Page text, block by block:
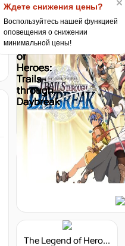
Состав издания:
Mini Art Book.
Чтобы
The Legend of Heroes: Trails of Cold Steel IV
Ждете снижения цены?
Воспользуйтесь нашей функцией
оповещения о снижении
минимальной цены!